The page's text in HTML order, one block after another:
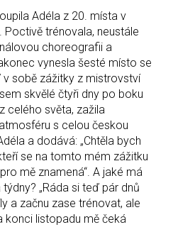
Adéla z 20. místa v
Poctivě trénovala, neustále
choreografii a
vynesla šesté místo se
v sobě zážitky z mistrovství
skvělé čtyři dny po boku
celého světa, zažila
s celou českou
a dodává: „Chtěla bych
se na tomto mém zážitku
mě znamená“. A jaké má
„Ráda si teď pár dnů
a začnu zase trénovat, ale
konci listopadu mě čeká